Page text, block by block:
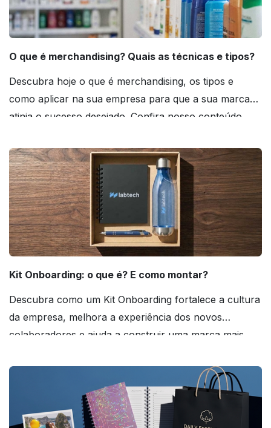
O que é merchandising? Quais as técnicas e tipos?
Descubra hoje o que é merchandising, os tipos e
como aplicar na sua empresa para que a sua marca
atinja o sucesso desejado. Confira nosso conteúdo
Kit Onboarding: o que é? E como montar?
Descubra como um Kit Onboarding fortalece a cultura
da empresa, melhora a experiência dos novos
colaboradores e ajuda a construir uma marca mais